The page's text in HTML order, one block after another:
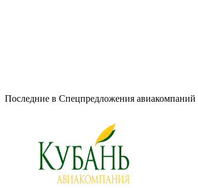
Последние в Спецпредложения авиакомпаний